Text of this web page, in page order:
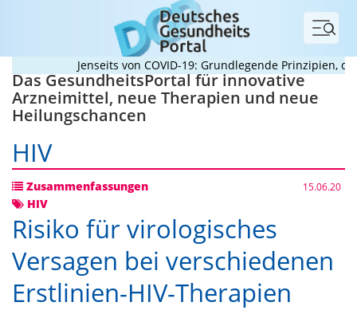
Menü
Jenseits von COVID-19: Grundlegende Prinzipien, die
Das GesundheitsPortal für innovative
Arzneimittel, neue Therapien und neue
Heilungschancen
HIV
Zusammenfassungen 15.06.20
HIV
Risiko für virologisches
Versagen bei verschiedenen
Erstlinien-HIV-Therapien